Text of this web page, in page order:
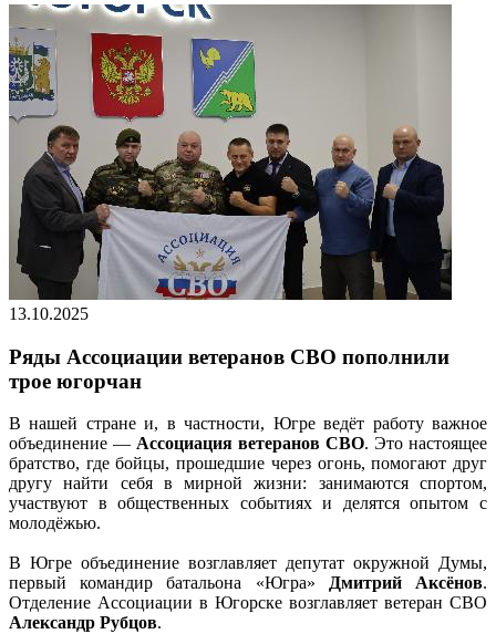
13.10.2025
Ряды Ассоциации ветеранов СВО пополнили
трое югорчан
В нашей стране и, в частности, Югре ведёт работу важное
объединение — Ассоциация ветеранов СВО. Это настоящее
братство, где бойцы, прошедшие через огонь, помогают друг
другу найти себя в мирной жизни: занимаются спортом,
участвуют в общественных событиях и делятся опытом с
молодёжью.
В Югре объединение возглавляет депутат окружной Думы,
первый командир батальона «Югра»
Дмитрий Аксёнов.
Отделение Ассоциации в Югорске возглавляет ветеран СВО
Александр Рубцов.